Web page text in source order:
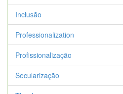
Inclusão
Professionalization
Profissionalização
Secularização